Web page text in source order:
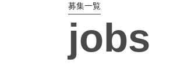
募集一覧
jobs